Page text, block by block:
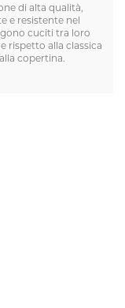
di alta qualità,
e resistente nel
cuciti tra loro
rispetto alla classica
copertina.